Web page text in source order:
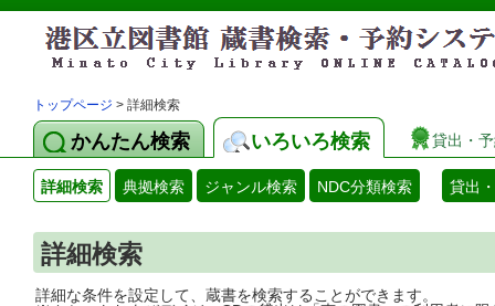
トップページ > 詳細検索
かんたん検索 いろいろ検索 貸出・
詳細検索 典拠検索 ジャンル検索 NDC分類検索 貸出
詳細検索
詳細な条件を設定して、蔵書を検索することができます。